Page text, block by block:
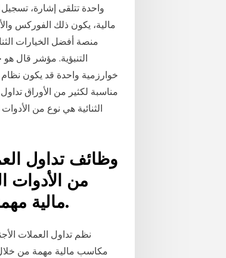
واحدة تتلقى إشارة،
مالية، يكون ذلك الفوركس
منصة أفضل الخيارات
خوارزمية واحدة قد يكون
الثنائية هي نوع من
وظائف تداول
من الأدوات
مالية مهمة من خلال تنبؤ أسعار الأصول داخل السوق.
نظم تداول العملات
مكاسب مالية مهمة من